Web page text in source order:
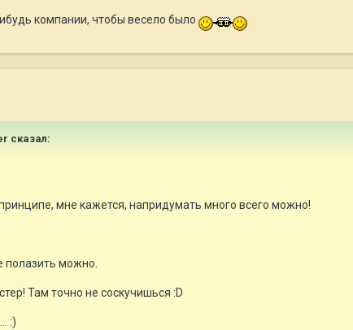
компании, чтобы весело было
сказал:
мне кажется, напридумать много всего можно!
полазить можно.
Там точно не соскучишься :D
:)